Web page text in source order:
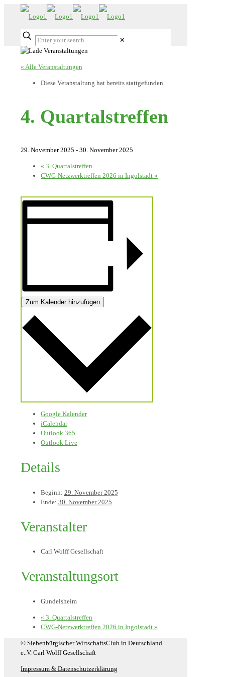
✕
« Alle Veranstaltungen
Diese Veranstaltung hat bereits stattgefunden.
4. Quartalstreffen
29. November 2025 - 30. November 2025
« 3. Quartalstreffen
CWG-Netzwerktreffen 2026 in Ingolstadt »
Zum Kalender hinzufügen
Google Kalender
iCalendar
Outlook 365
Outlook Live
Details
Beginn: 29. November 2025
Ende: 30. November 2025
Veranstalter
Carl Wolff Gesellschaft
Veranstaltungsort
Gundelsheim
« 3. Quartalstreffen
CWG-Netzwerktreffen 2026 in Ingolstadt »
© Siebenbürgischer WirtschaftsClub in Deutschland
e..V. Carl Wolff Gesellschaft
Impressum & Datenschutzerklärung